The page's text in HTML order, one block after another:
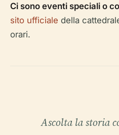
Ci sono eventi speciali o
sito ufficiale della
orari.
Ascolta la storia